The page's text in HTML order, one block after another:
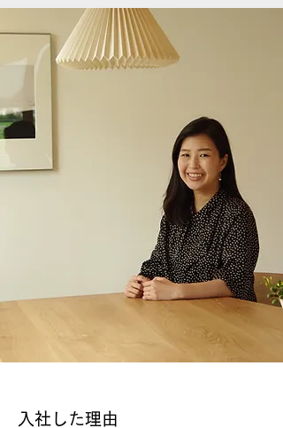
入社した理由